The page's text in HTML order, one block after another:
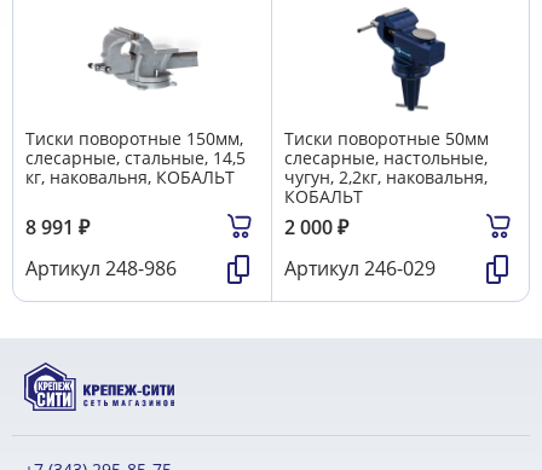
Тиски поворотные 150мм,
слесарные, стальные, 14,5
кг, наковальня, КОБАЛЬТ
8 991 ₽
Артикул 248-986
Тиски поворотные 50мм
слесарные, настольные,
чугун, 2,2кг, наковальня,
КОБАЛЬТ
2 000₽
Артикул 246-029